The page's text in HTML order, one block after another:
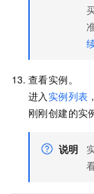
查看实例。
进入实例列表
刚刚创建的实
说明